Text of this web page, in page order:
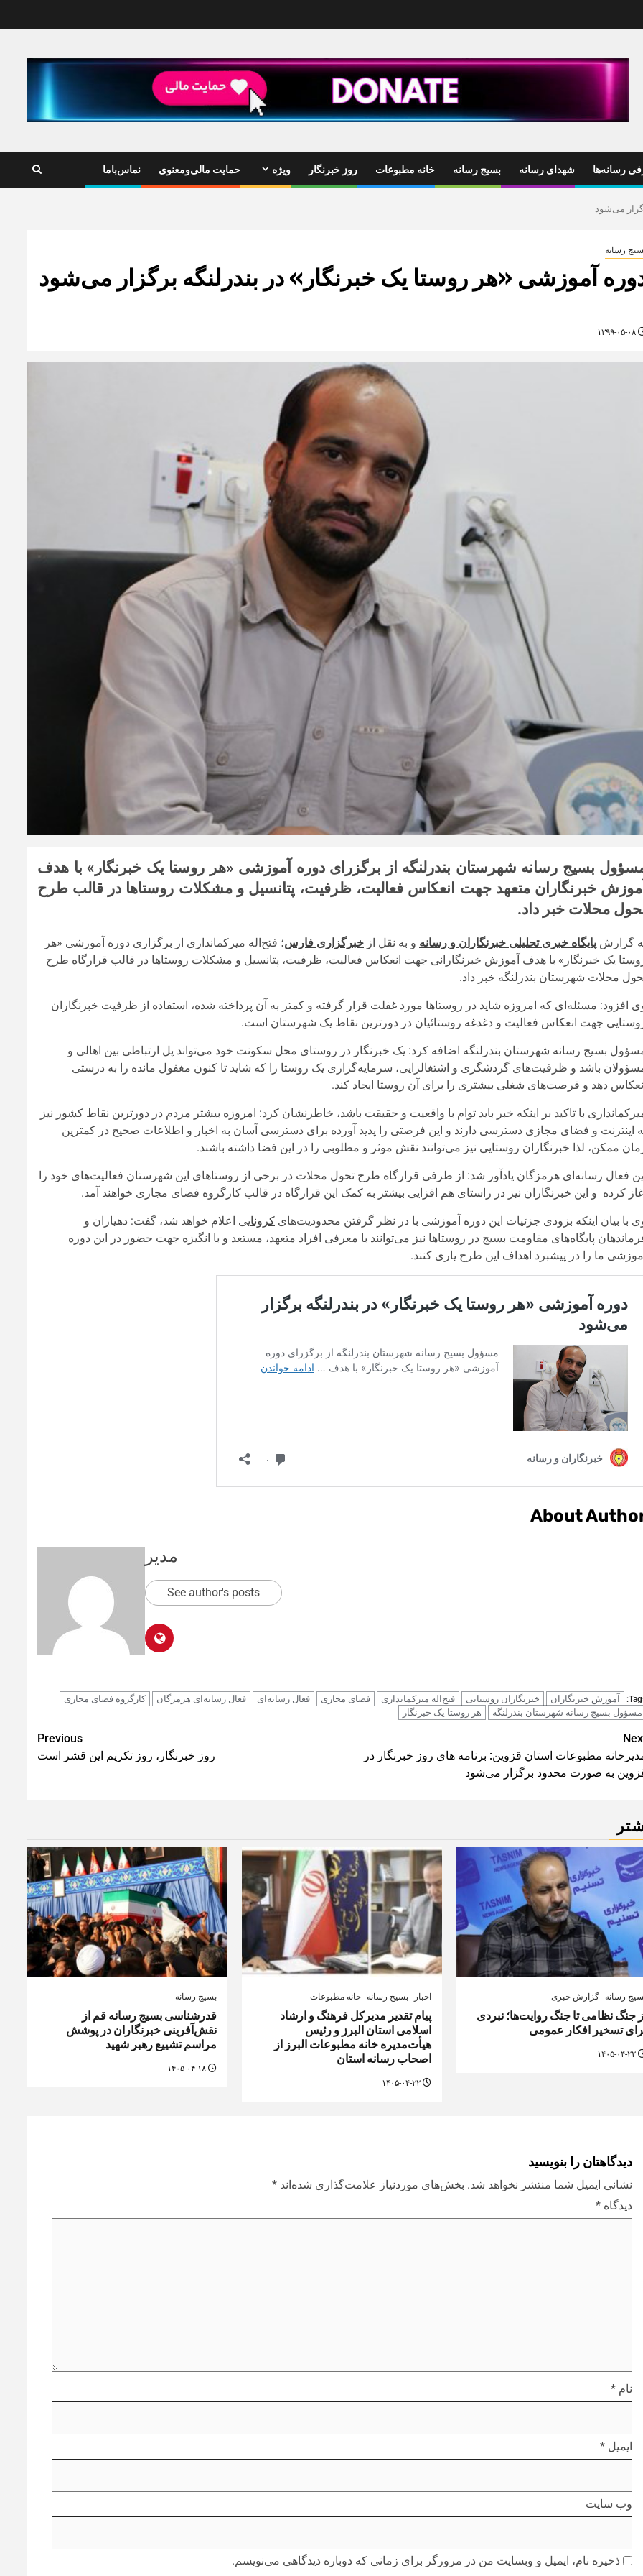
رسانه‌ها شهدای رسانه بسیج رسانه خانه مطبوعات روز خبرنگار ویژه حمایت مالی‌ومعنوی نماس‌باما
می‌شود
رسانه
آموزشی «هر روستا یک خبرنگار» در بندرلنگه برگزار می‌شود
بسیج رسانه شهرستان بندرلنگه از برگزرای دوره آموزشی «هر روستا یک خبرنگار» با هدف
خبرنگاران متعهد جهت انعکاس فعالیت‌، ظرفیت‌، پتانسیل و مشکلات روستاها در قالب طرح
محلات خبر داد.
گزارش پایگاه خبری تحلیلی خبرنگاران و رسانه و به نقل از خبرگزاری فارس؛ فتح‌اله میرکمانداری از برگزاری دوره آموزشی «هر
یک خبرنگار» با هدف آموزش خبرنگارانی جهت انعکاس فعالیت‌، ظرفیت‌، پتانسیل و مشکلات روستاها در قالب قرارگاه طرح
محلات شهرستان بندرلنگه خبر داد.
افزود: مسئله‌ای که امروزه شاید در روستاها مورد غفلت قرار گرفته و کمتر به آن پرداخته شده، استفاده از ظرفیت خبرنگاران
جهت انعکاس فعالیت و دغدغه روستائیان در دورترین نقاط یک شهرستان است.
بسیج رسانه شهرستان بندرلنگه اضافه کرد: یک خبرنگار در روستای محل سکونت خود می‌تواند پل ارتباطی بین اهالی و
باشد و ظرفیت‌های گردشگری و اشتغالزایی، سرمایه‌گزاری یک روستا را که شاید تا کنون مغفول مانده را به درستی
دهد و فرصت‌های شغلی بیشتری را برای آن روستا ایجاد کند.
با تاکید بر اینکه خبر باید توام با واقعیت و حقیقت باشد، خاطرنشان کرد: امروزه بیشتر مردم در دورترین نقاط کشور نیز
اینترنت و فضای مجازی دسترسی دارند و این فرصتی را پدید آورده برای دسترسی آسان به اخبار و اطلاعات صحیح در کمترین
ممکن، لذا خبرنگاران روستایی نیز می‌توانند نقش موثر و مطلوبی را در این فضا داشته باشند.
فعال رسانه‌ای هرمزگان یادآور شد: از طرفی قرارگاه طرح تحول محلات در برخی از روستاهای این شهرستان فعالیت‌های خود را
کرده و این خبرنگاران نیز در راستای هم افزایی بیشتر به کمک این قرارگاه در قالب کارگروه فضای مجازی خواهند آمد.
با بیان اینکه بزودی جزئیات این دوره آموزشی با در نظر گرفتن محدودیت‌های کرونایی اعلام خواهد شد، گفت: دهیاران و
پایگاه‌های مقاومت بسیج در روستاها نیز می‌توانند با معرفی افراد متعهد، مستعد و با انگیزه جهت حضور در این دوره
ما را در پیشبرد اهداف این طرح یاری کنند.
About
مدیر
See author's posts
آموزش خبرنگاران خبرنگاران روستایی فتح‌اله میرکمانداری فضای مجازی فعال رسانه‌ای فعال رسانه‌ای هرمزگان
کارگروه فضای مجازی
مسؤول بسیج رسانه شهرستان بندرلنگه
هر روستا یک خبرنگار
Previous
روز خبرنگار، روز تکریم این قشر است
مطبوعات استان قزوین: برنامه های روز خبرنگار در
به صورت محدود برگزار می‌شود
رسانه گزارش خبری
جنگ نظامی تا جنگ روایت‌ها؛ نبردی
تسخیر افکار عمومی
اخبار بسیج رسانه خانه مطبوعات
پیام تقدیر مدیركل فرهنگ و ارشاد
اسلامی استان البرز و رئیس
هیأت‌مدیره خانه مطبوعات البرز از
اصحاب رسانه استان
۱۴۰۵-۰۴-۲۲
بسیج رسانه
قدرشناسی بسیج رسانه قم از
نقش‌آفرینی خبرنگاران در پوشش
مراسم تشییع رهبر شهید
۱۴۰۵-۰۴-۱۸
دیدگاهتان را بنویسید
نشانی ایمیل شما منتشر نخواهد شد. بخش‌های موردنیاز علامت‌گذاری شده‌اند *
دیدگاه *
نام *
ایمیل *
وب‌ سایت
ذخیره نام، ایمیل و وبسایت من در مرورگر برای زمانی که دوباره دیدگاهی می‌نویسم.